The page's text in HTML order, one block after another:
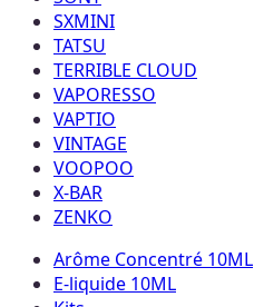
SXMINI
TATSU
TERRIBLE CLOUD
VAPORESSO
VAPTIO
VINTAGE
VOOPOO
X-BAR
ZENKO
Arôme Concentré 10ML
E-liquide 10ML